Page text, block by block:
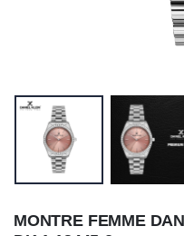
MONTRE FEMME